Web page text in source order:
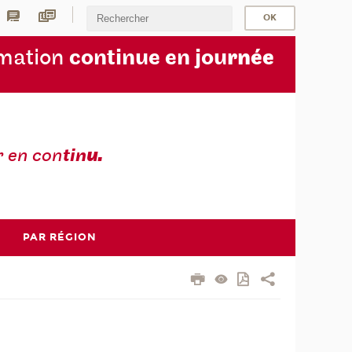
continue en journée
en continu.
PAR RÉGION